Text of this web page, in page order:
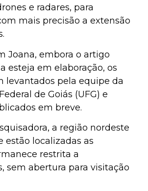
e radares, para
mais precisão a extensão
Joana, embora o artigo
esteja em elaboração, os
levantados pela equipe da
de Goiás (UFG) e
em breve.
a região nordeste
estão localizadas as
restrita a
sem abertura para visitação